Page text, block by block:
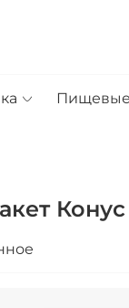
Пищевые
Конус